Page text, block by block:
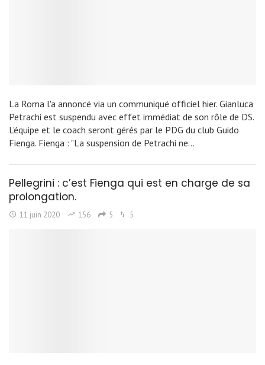
La Roma l'a annoncé via un communiqué officiel hier. Gianluca
Petrachi est suspendu avec effet immédiat de son rôle de DS.
L'équipe et le coach seront gérés par le PDG du club Guido
Fienga. Fienga : "La suspension de Petrachi ne…
Pellegrini : c’est Fienga qui est en charge de sa
prolongation.
11 juin 2020 156 5 5